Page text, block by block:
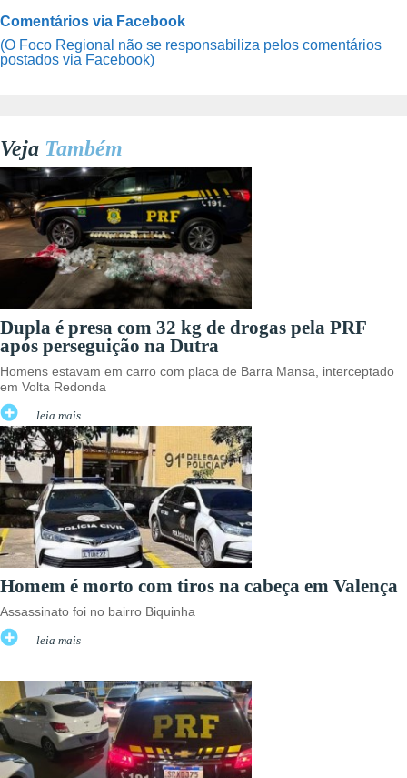
Comentários via Facebook
(O Foco Regional não se responsabiliza pelos comentários
postados via Facebook)
Veja Também
Dupla é presa com 32 kg de drogas pela PRF
após perseguição na Dutra
Homens estavam em carro com placa de Barra Mansa, interceptado
em Volta Redonda
leia mais
Homem é morto com tiros na cabeça em Valença
Assassinato foi no bairro Biquinha
leia mais